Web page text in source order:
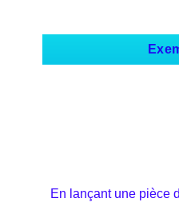
En lançant une pièce